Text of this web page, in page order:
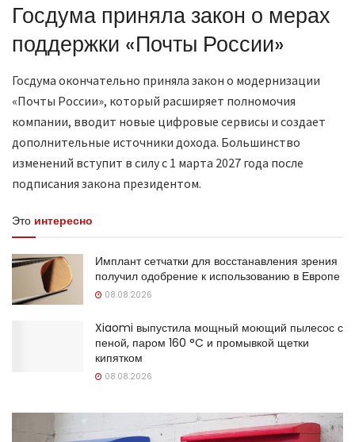
Госдума приняла закон о мерах
поддержки «Почты России»
Госдума окончательно приняла закон о модернизации
«Почты России», который расширяет полномочия
компании, вводит новые цифровые сервисы и создает
дополнительные источники дохода. Большинство
изменений вступит в силу с 1 марта 2027 года после
подписания закона президентом.
Это интересно
Имплант сетчатки для восстанавления зрения
получил одобрение к использованию в Европе
08.08.2026
Xiaomi выпустила мощный моющий пылесос с
пеной, паром 160 °C и промывкой щетки
кипятком
08.08.2026